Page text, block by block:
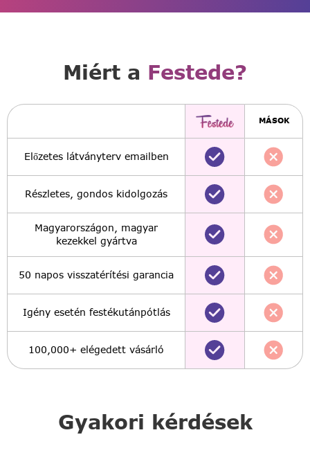
Gyakori kérdések
Miért a Festede?
MÁSOK
Előzetes látványterv emailben
Részletes, gondos kidolgozás
Magyarországon, magyar
kezekkel gyártva
50 napos visszatérítési garancia
Igény esetén festékutánpótlás
100,000+ elégedett vásárló